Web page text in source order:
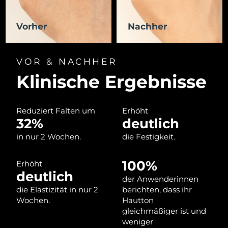
Vorher Nachher
VOR & NACHHER
Klinische Ergebnisse
Reduziert Falten um
32%
in nur 2 Wochen.
Erhöht
deutlich
die Festigkeit.
Erhöht
deutlich
die Elastizität in nur 2
Wochen.
100%
der Anwenderinnen
berichten, dass ihr
Hautton
gleichmäßiger ist und
weniger
Litauen Erwartete Lieferung
Luxemburg Erwartete Lieferung
Sonderverwaltungsregion
Macau
Malaysia Erwartete Lieferung8/11/26
Malta Erwartete Lieferung
Mexiko Erwartete Lieferung
Monaco Erwartete Lieferung
Niederlande Erwartete Lieferung
Erwartete Lieferung 8/8/26